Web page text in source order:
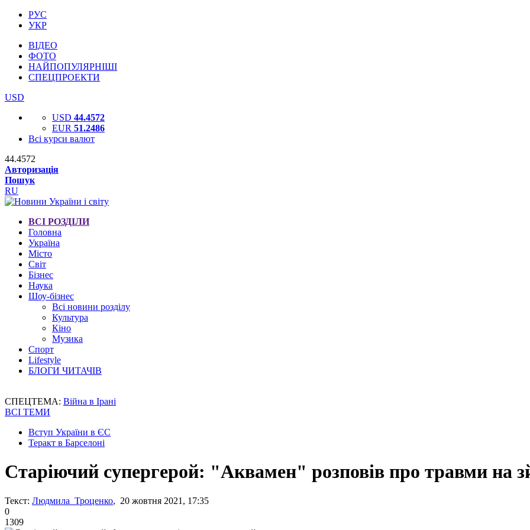
РУС
УКР
ВІДЕО
ФОТО
НАЙПОПУЛЯРНІШІ
СПЕЦПРОЕКТИ
USD
USD 44.4572
EUR 51.2486
Всі курси валют
44.4572
Авторизація
Пошук
RU
ВСІ РОЗДІЛИ
Головна
Україна
Місто
Світ
Бізнес
Наука
Шоу-бізнес
Всі новини розділу
Культура
Кіно
Музика
Спорт
Lifestyle
БЛОГИ ЧИТАЧІВ
СПЕЦТЕМА: Війна в Ірані
ВСІ ТЕМИ
Вступ України в ЄС
Теракт в Барселоні
Старіючий супергерой: "Аквамен" розповів про травми на
Текст: Людмила Троценко, 20 жовтня 2021, 17:35
0
1309